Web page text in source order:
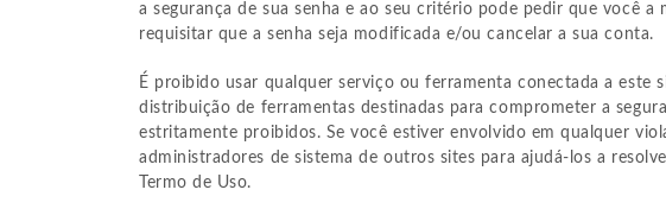
a segurança de sua senha e ao seu critério pode pedir que você
requisitar que a senha seja modificada e/ou cancelar a sua conta.
É proibido usar qualquer serviço ou ferramenta conectada a este
distribuição de ferramentas destinadas para comprometer a
estritamente proibidos. Se você estiver envolvido em qualquer
administradores de sistema de outros sites para ajudá-los a
Termo de Uso.